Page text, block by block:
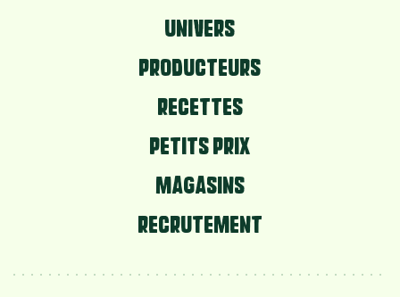
UNIVERS
PRODUCTEURS
RECETTES
PETITS PRIX
MAGASINS
RECRUTEMENT